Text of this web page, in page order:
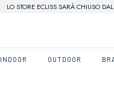
LO STORE ECLISS SARÀ CHIUSO
INDOOR OUTDOOR